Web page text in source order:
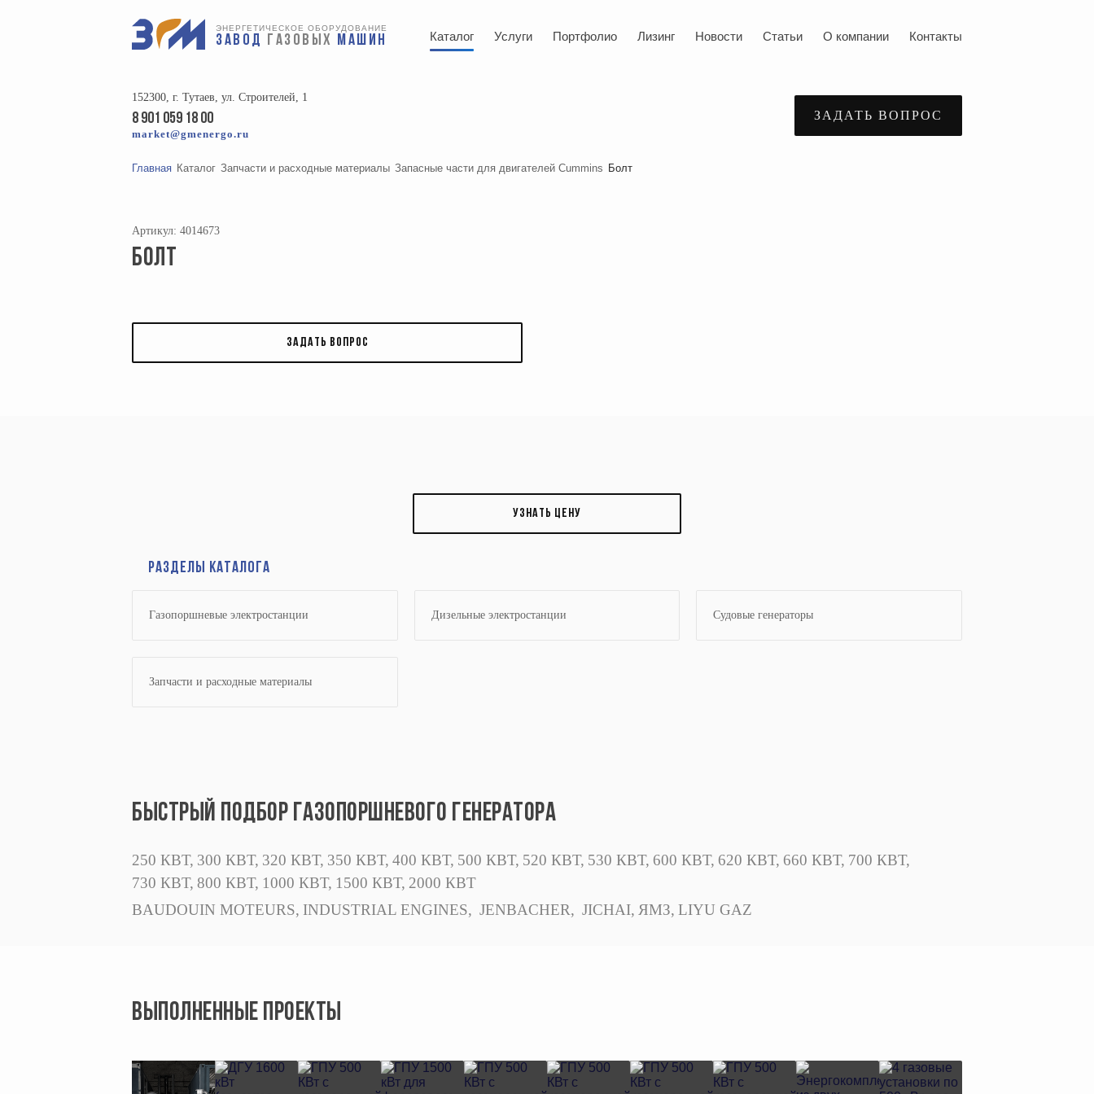
ЭНЕРГЕТИЧЕСКОЕ ОБОРУДОВАНИЕ
ЗАВОД ГАЗОВЫХ МАШИН Каталог Услуги Портфолио Лизинг Новости Статьи О компании Контакты
152300, г. Тутаев, ул. Строителей, 1
8 901 059 18 00
market@gmenergo.ru
ЗАДАТЬ ВОПРОС
Главная Каталог Запчасти и расходные материалы Запасные части для двигателей Cummins Болт
Артикул: 4014673
БОЛТ
ЗАДАТЬ ВОПРОС
УЗНАТЬ ЦЕНУ
Разделы каталога
Газопоршневые электростанции Дизельные электростанции Судовые генераторы
Запчасти и расходные материалы
БЫСТРЫЙ ПОДБОР ГАЗОПОРШНЕВОГО ГЕНЕРАТОРА
250 КВТ, 300 КВТ, 320 КВТ, 350 КВТ, 400 КВТ, 500 КВТ, 520 КВТ, 530 КВТ, 600 КВТ, 620 КВТ, 660 КВТ, 700 КВТ,
730 КВТ, 800 КВТ, 1000 КВТ, 1500 КВТ, 2000 КВТ
BAUDOUIN MOTEURS, INDUSTRIAL ENGINES, JENBACHER, JICHAI, ЯМЗ, LIYU GAZ
ВЫПОЛНЕННЫЕ ПРОЕКТЫ